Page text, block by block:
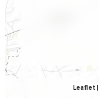
Leaflet